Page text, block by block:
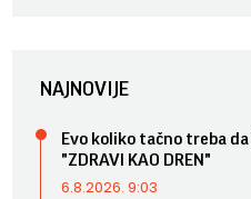
NAJNOVIJE
Evo koliko tačno treba
"ZDRAVI KAO DREN"
6.8.2026. 9:03